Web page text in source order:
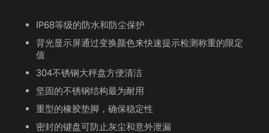
IP68等级的防水和防尘保护
背光显示屏通过变换颜色来快速提示检测称重的限定
值
304不锈钢大秤盘方便清洁
坚固的不锈钢结构最为耐用
重型的橡胶垫脚，确保稳定性
密封的键盘可防止灰尘和意外泄漏